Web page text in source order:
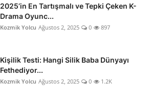
2025’in En Tartışmalı ve Tepki Çeken K-
Drama Oyunc...
Kozmik Yolcu Ağustos 2, 2025 0 897
Kişilik Testi: Hangi Silik Baba Dünyayı
Fethediyor...
Kozmik Yolcu Ağustos 2, 2025 0 1.2K